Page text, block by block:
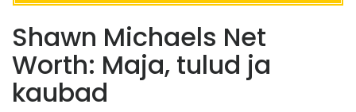
Shawn Michaels Net
Worth: Maja, tulud ja
kaubad